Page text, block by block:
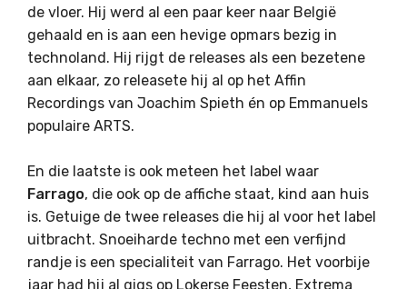
de vloer. Hij werd al een paar keer naar België
gehaald en is aan een hevige opmars bezig in
technoland. Hij rijgt de releases als een bezetene
aan elkaar, zo releasete hij al op het Affin
Recordings van Joachim Spieth én op Emmanuels
populaire ARTS.
En die laatste is ook meteen het label waar
Farrago, die ook op de affiche staat, kind aan huis
is. Getuige de twee releases die hij al voor het label
uitbracht. Snoeiharde techno met een verfijnd
randje is een specialiteit van Farrago. Het voorbije
jaar had hij al gigs op Lokerse Feesten, Extrema